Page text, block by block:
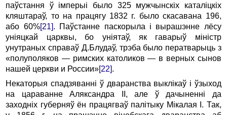
паўстання ў імперыі было 325 мужчынскіх каталіцкіх
кляштараў, то на працягу 1832 г. было скасавана 196,
або 60%[21]. Паўстанне паскорыла і вырашэнне лёсу
уніяцкай царквы, бо уніятаў, як гаварыў міністр
унутраных справаў Д.Блудаў, трэба было ператварыць з
«полуполяков — римских католиков — в верных сынов
нашей церкви и России»[22].
Некаторыя спадзяванні ў дваранства выклікаў і ўзыход
на цараванне Аляксандра II, але ў дачыненні да
заходніх губерняў ён працягваў палітыку Мікалая I. Так,